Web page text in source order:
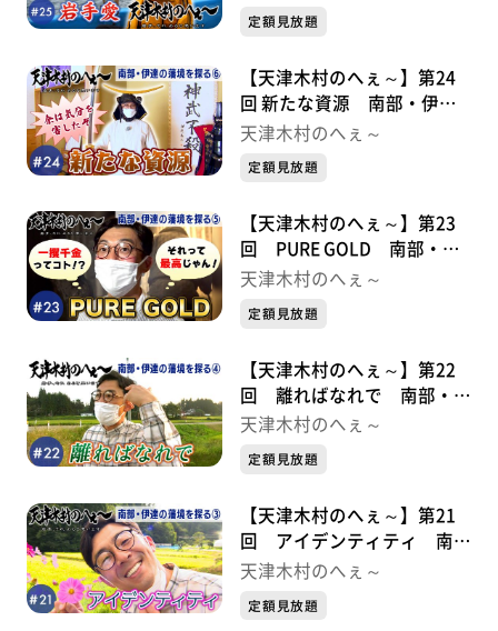
定額見放題
【天津木村のへぇ～】第24
回 新たな資源 南部・伊達
の藩境を探る⑥
天津木村のへぇ～
定額見放題
【天津木村のへぇ～】第23
回 PURE GOLD 南部・伊
達の藩境を探る⑤
天津木村のへぇ～
定額見放題
【天津木村のへぇ～】第22
回 離ればなれで 南部・伊
達の藩境を探る④
天津木村のへぇ～
定額見放題
【天津木村のへぇ～】第21
回 アイデンティティ 南
部・伊達の藩境を探る③
天津木村のへぇ～
定額見放題